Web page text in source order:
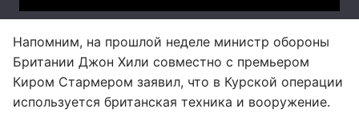
Напомним, на прошлой неделе министр обороны
Британии Джон Хили совместно с премьером
Киром Стармером заявил, что в Курской операции
используется британская техника и вооружение.